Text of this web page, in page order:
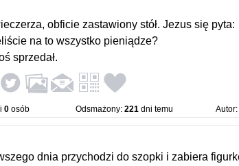
obficie zastawiony stół. Jezus się pyta:
na to wszystko pieniądze?
sprzedał.
0 osób Odsmażony: 221 dni temu Autor:
dnia przychodzi do szopki i zabiera